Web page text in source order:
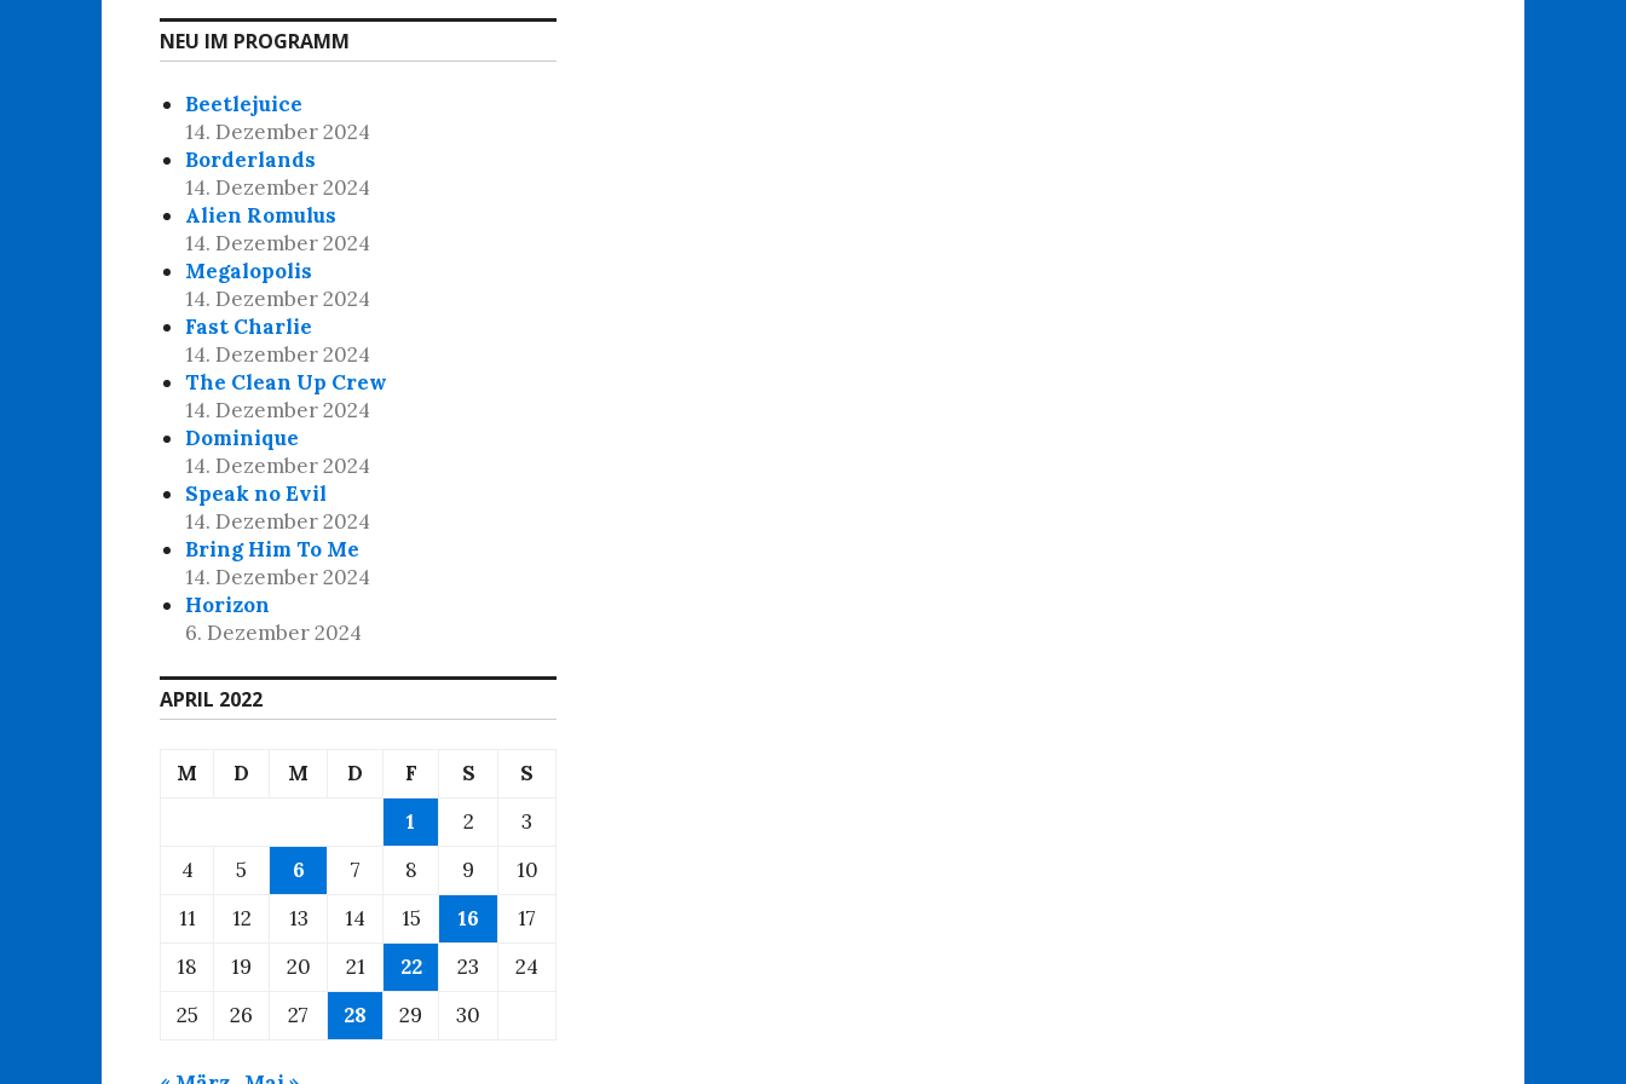
NEU IM PROGRAMM
Beetlejuice
14. Dezember 2024
Borderlands
14. Dezember 2024
Alien Romulus
14. Dezember 2024
Megalopolis
14. Dezember 2024
Fast Charlie
14. Dezember 2024
The Clean Up Crew
14. Dezember 2024
Dominique
14. Dezember 2024
Speak no Evil
14. Dezember 2024
Bring Him To Me
14. Dezember 2024
Horizon
6. Dezember 2024
APRIL 2022
M D M D F S
S
1
2
3
4
5 6 7 8 9
10
11
12 13 14 15 16
17
18
19 20 21 22 23
24
25
26 27 28 29 30